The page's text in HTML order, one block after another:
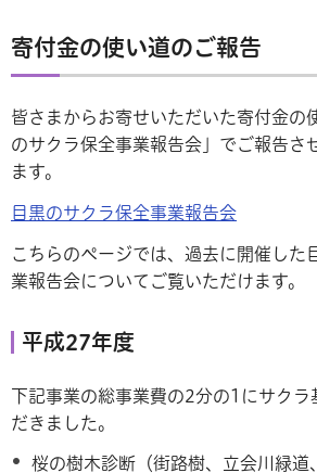
寄付金の使い道のご報告
皆さまからお寄せいただいた寄付金の
のサクラ保全事業報告会」でご報告さ
ます。
目黒のサクラ保全事業報告会
こちらのページでは、過去に開催した
業報告会についてご覧いただけます。
平成27年度
下記事業の総事業費の2分の1にサク
だきました。
桜の樹木診断（街路樹、立会川緑道